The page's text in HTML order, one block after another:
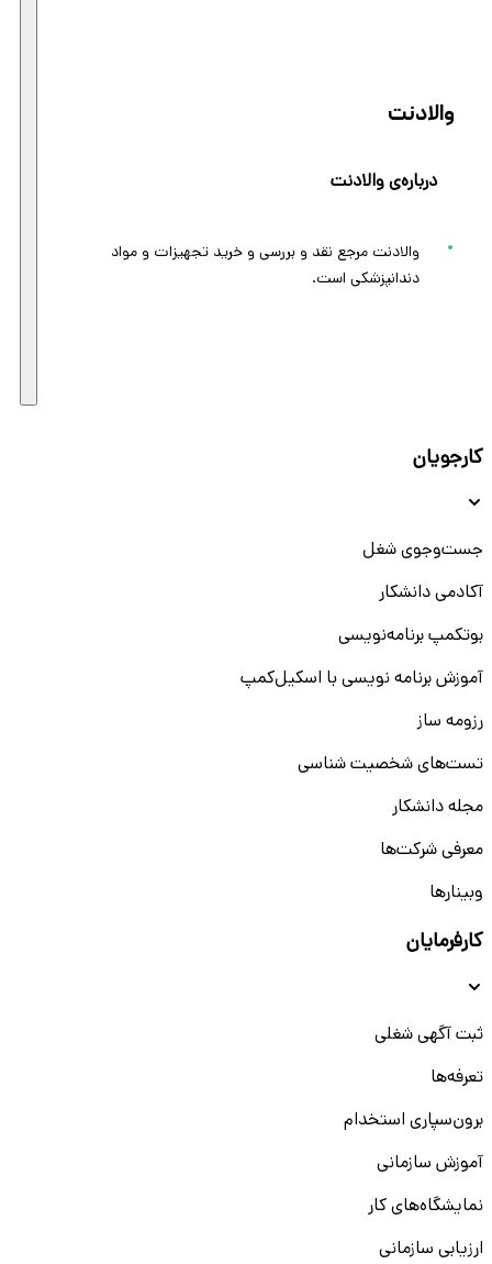
والادنت
درباره‌ی والادنت
والادنت مرجع نقد و بررسی و خرید تجهیزات و مواد
دندانپزشکی است.
کارجویان
جست‌و‌جوی شغل
آکادمی دانشکار
بوتکمپ برنامه‌نویسی
آموزش برنامه نویسی با اسکیل‌کمپ
رزومه ساز
تست‌های شخصیت شناسی
مجله دانشکار
معرفی شرکت‌ها
وبینار‌‌ها
کارفرمایان
ثبت آگهی شغلی
تعرفه‌ها
برون‌سپاری استخدام
آموزش سازمانی
نمایشگاه‌های کار
ارزیابی سازمانی